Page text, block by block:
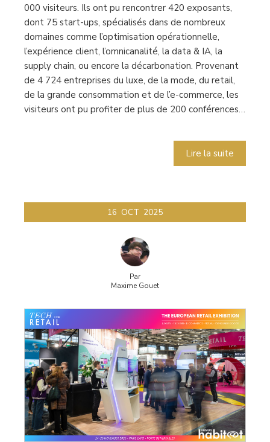
000 visiteurs. Ils ont pu rencontrer 420 exposants,
dont 75 start-ups, spécialisés dans de nombreux
domaines comme l’optimisation opérationnelle,
l’expérience client, l’omnicanalité, la data & IA, la
supply chain, ou encore la décarbonation. Provenant
de 4 724 entreprises du luxe, de la mode, du retail,
de la grande consommation et de l’e-commerce, les
visiteurs ont pu profiter de plus de 200 conférences…
Lire la suite
16 OCT 2025
Par
Maxime Gouet